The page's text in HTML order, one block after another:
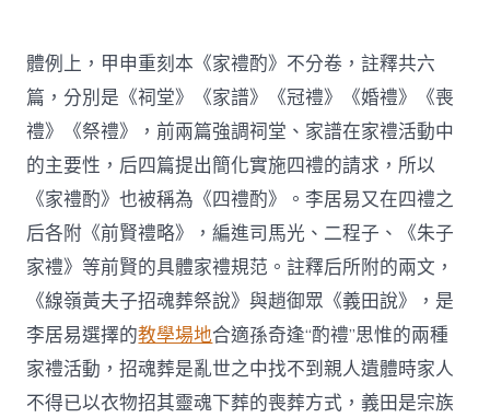
體例上，甲申重刻本《家禮酌》不分卷，註釋共六
篇，分別是《祠堂》《家譜》《冠禮》《婚禮》《喪
禮》《祭禮》，前兩篇強調祠堂、家譜在家禮活動中
的主要性，后四篇提出簡化實施四禮的請求，所以
《家禮酌》也被稱為《四禮酌》。李居易又在四禮之
后各附《前賢禮略》，編進司馬光、二程子、《朱子
家禮》等前賢的具體家禮規范。註釋后所附的兩文，
《線嶺黃夫子招魂葬祭說》與趙御眾《義田說》，是
李居易選擇的教學場地合適孫奇逢“酌禮”思惟的兩種
家禮活動，招魂葬是亂世之中找不到親人遺體時家人
不得已以衣物招其靈魂下葬的喪葬方式，義田是宗族